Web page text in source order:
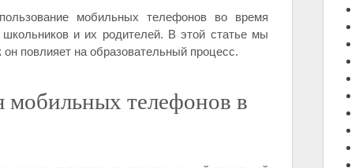
мобильных телефонов во время
и их родителей. В этой статье мы
повлияет на образовательный процесс.
мобильных телефонов в